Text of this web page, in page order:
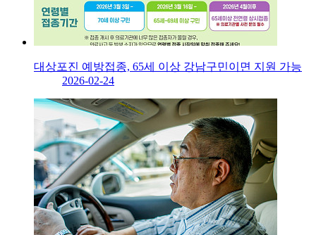
대상포진 예방접종, 65세 이상 강남구민이면 지원 가능
2026-02-24